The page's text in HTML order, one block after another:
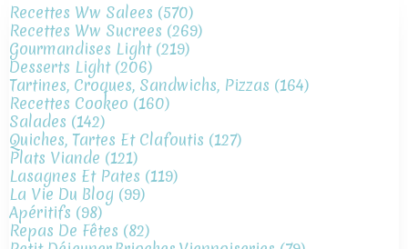
Recettes Ww Salees (570)
Recettes Ww Sucrees (269)
Gourmandises Light(219)
Desserts Light(206)
Tartines, Croques, Sandwichs, Pizzas (164)
Recettes Cookeo (160)
Salades (142)
Quiches, Tartes Et Clafoutis (127)
Plats Viande (121)
Lasagnes Et Pates (119)
La Vie Du Blog (99)
Apéritifs (98)
Repas De Fêtes (82)